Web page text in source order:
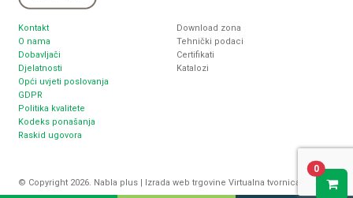
Kontakt
O nama
Dobavljači
Djelatnosti
Opći uvjeti poslovanja
GDPR
Politika kvalitete
Kodeks ponašanja
Raskid ugovora
Download zona
Tehnički podaci
Certifikati
Katalozi
© Copyright 2026. Nabla plus | Izrada web trgovine Virtualna tvornica
0